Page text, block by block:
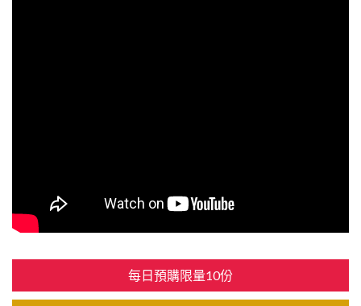
每日預購限量10份